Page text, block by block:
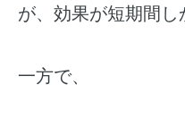
が、効果が短期間し
一方で、